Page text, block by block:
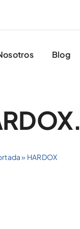
Blog
» HARDOX